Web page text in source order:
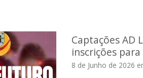
Captações AD
inscrições
8 de Junho de 2026